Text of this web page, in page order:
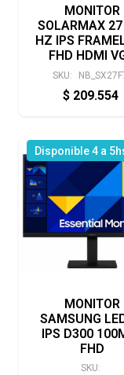
MONITOR
SOLARMAX
HZ IPS
FHD HDMI
SKU:
$ 209.554
Disponible 4 a
MONITOR
SAMSUNG
IPS D300
FHD
SKU: